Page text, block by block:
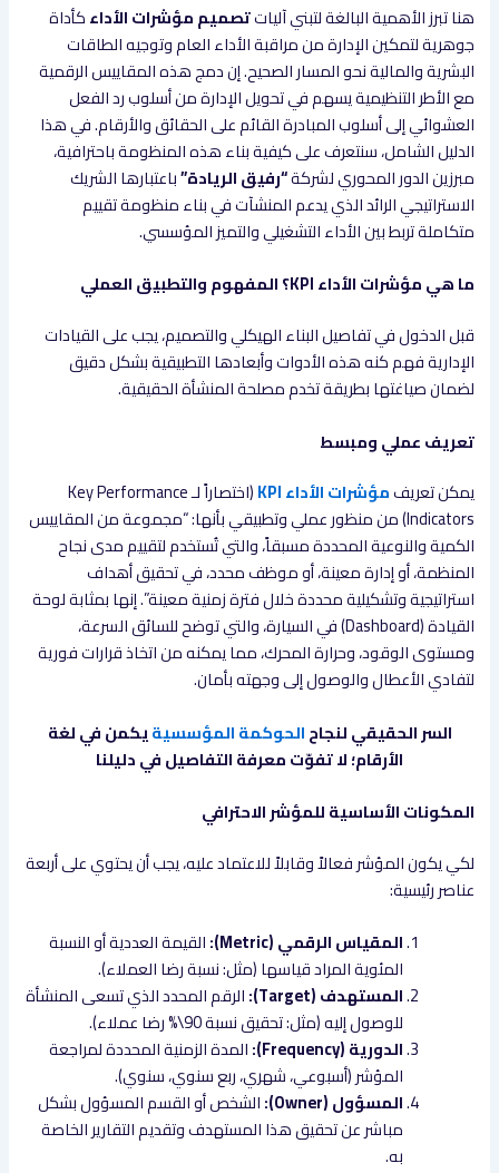
هنا تبرز الأهمية البالغة لتبني آلياتتصميم مؤشرات الأداءكأداة
جوهرية لتمكين الإدارة من مراقبة الأداء العام وتوجيه الطاقات
البشرية والمالية نحو المسار الصحيح. إن دمج هذه المقاييس الرقمية
مع الأطر التنظيمية يسهم في تحويل الإدارة من أسلوب رد الفعل
العشوائي إلى أسلوب المبادرة القائم على الحقائق والأرقام. في هذا
الدليل الشامل، سنتعرف على كيفية بناء هذه المنظومة باحترافية،
مبرزين الدور المحوري لشركة“رفيق الريادة”باعتبارها الشريك
الاستراتيجي الرائد الذي يدعم المنشآت في بناء منظومة تقييم
متكاملة تربط بين الأداء التشغيلي والتميز المؤسسي.
ما هي مؤشرات الأداء KPI؟ المفهوم والتطبيق العملي
قبل الدخول في تفاصيل البناء الهيكلي والتصميم، يجب على القيادات
الإدارية فهم كنه هذه الأدوات وأبعادها التطبيقية بشكل دقيق
لضمان صياغتها بطريقة تخدم مصلحة المنشأة الحقيقية.
تعريف عملي ومبسط
يمكن تعريفمؤشرات الأداء KPI
(اختصاراً لـ Key Performance
Indicators) من منظور عملي وتطبيقي بأنها: “مجموعة من المقاييس
الكمية والنوعية المحددة مسبقاً، والتي تُستخدم لتقييم مدى نجاح
المنظمة، أو إدارة معينة، أو موظف محدد، في تحقيق أهداف
استراتيجية وتشكيلية محددة خلال فترة زمنية معينة”. إنها بمثابة لوحة
القيادة (Dashboard) في السيارة، والتي توضح للسائق السرعة،
ومستوى الوقود، وحرارة المحرك، مما يمكنه من اتخاذ قرارات فورية
لتفادي الأعطال والوصول إلى وجهته بأمان.
السر الحقيقي لنجاحالحوكمة المؤسسيةيكمن في لغة
الأرقام؛ لا تفوّت معرفة التفاصيل في دليلنا
المكونات الأساسية للمؤشر الاحترافي
لكي يكون المؤشر فعالاً وقابلاً للاعتماد عليه، يجب أن يحتوي على أربعة
عناصر رئيسية:
المقياس الرقمي (Metric):
القيمة العددية أو النسبة
المئوية المراد قياسها (مثل: نسبة رضا العملاء).
المستهدف (Target):
الرقم المحدد الذي تسعى المنشأة
للوصول إليه (مثل: تحقيق نسبة 90\% رضا عملاء).
الدورية (Frequency):
المدة الزمنية المحددة لمراجعة
المؤشر (أسبوعي، شهري، ربع سنوي، سنوي).
المسؤول (Owner):
الشخص أو القسم المسؤول بشكل
مباشر عن تحقيق هذا المستهدف وتقديم التقارير الخاصة
به.